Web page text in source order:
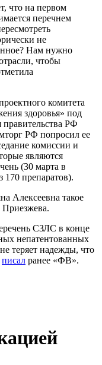
что на первом
перечнем
не
Нам нужно
чтобы
комитета
здоровья» под
правительства РФ
РФ попросил ее
комиссии и
являются
(30 марта в
препаратов).
Алексеевна такое
Приезжева.
СЗЛС в конце
непатентованных
теряет надежды, что
писал ранее «ФВ».